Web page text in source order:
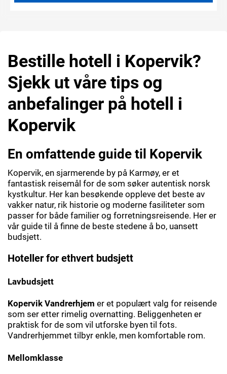
Bestille hotell i Kopervik?
Sjekk ut våre tips og
anbefalinger på hotell i
Kopervik
En omfattende guide til Kopervik
Kopervik, en sjarmerende by på Karmøy, er et
fantastisk reisemål for de som søker autentisk norsk
kystkultur. Her kan besøkende oppleve det beste av
vakker natur, rik historie og moderne fasiliteter som
passer for både familier og forretningsreisende. Her er
vår guide til å finne de beste stedene å bo, uansett
budsjett.
Hoteller for ethvert budsjett
Lavbudsjett
Kopervik Vandrerhjem er et populært valg for reisende
som ser etter rimelig overnatting. Beliggenheten er
praktisk for de som vil utforske byen til fots.
Vandrerhjemmet tilbyr enkle, men komfortable rom.
Mellomklasse